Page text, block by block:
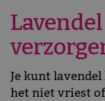
Je kunt
het niet vriest